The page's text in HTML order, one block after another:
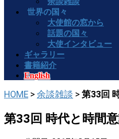
世界の国々
大使館の窓から
話題の国々
大使インタビュー
ギャラリー
書籍紹介
English
HOME > 余談雑談 > 第33回
第33回 時代と時間